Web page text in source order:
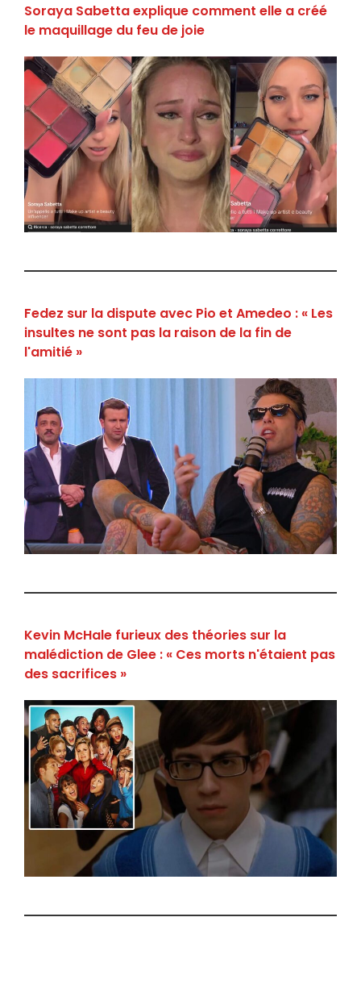
Soraya Sabetta explique comment elle a créé
le maquillage du feu de joie
Fedez sur la dispute avec Pio et Amedeo : « Les
insultes ne sont pas la raison de la fin de
l'amitié »
Kevin McHale furieux des théories sur la
malédiction de Glee : « Ces morts n'étaient pas
des sacrifices »